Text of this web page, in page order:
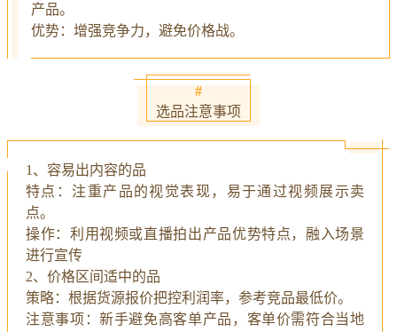
产品。
优势：增强竞争力，避免价格战。
#
选品注意事项
1、容易出内容的品
特点：注重产品的视觉表现，易于通过视频展示卖
点。
操作：利用视频或直播拍出产品优势特点，融入场景
进行宣传
2、价格区间适中的品
策略：根据货源报价把控利润率，参考竞品最低价。
注意事项：新手避免高客单产品，客单价需符合当地